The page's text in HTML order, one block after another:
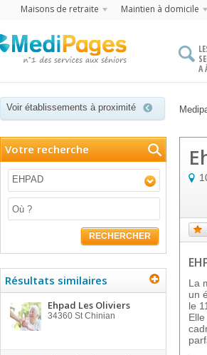
Maisons de retraite Maintien à domicile
A
Voir établissements à proximité
Votre recherche
EHPAD
RECHERCHER
Résultats similaires
Ehpad Les Oliviers
34360 St Chinian
La
un
le